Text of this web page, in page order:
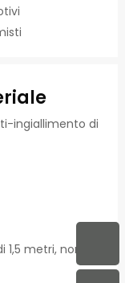
ingiallimento di
metri, non